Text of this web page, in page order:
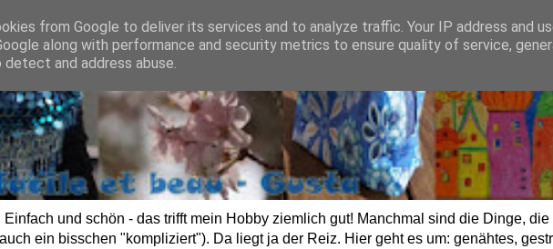
und schön - das trifft mein Hobby ziemlich gut! Manchmal sind die Dinge, die
ein bisschen "kompliziert"). Da liegt ja der Reiz. Hier geht es um: genähtes,
from Google to deliver its services and to analyze traffic. Your IP address and
along with performance and security metrics to ensure quality of service,
and address abuse.